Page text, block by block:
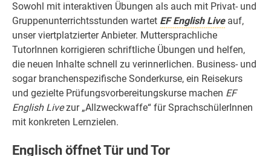
Sowohl mit interaktiven Übungen als auch mit Privat- und
Gruppenunterrichtsstunden wartet EF English Liveauf,
unser viertplatzierter Anbieter. Muttersprachliche
TutorInnen korrigieren schriftliche Übungen und helfen,
die neuen Inhalte schnell zu verinnerlichen. Business- und
sogar branchenspezifische Sonderkurse, ein Reisekurs
und gezielte Prüfungsvorbereitungskurse machen EF
English Livezur „Allzweckwaffe“ für SprachschülerInnen
mit konkreten Lernzielen.
Englisch öffnet Tür und Tor